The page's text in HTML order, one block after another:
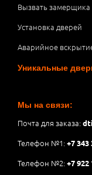
Вызвать замерщика
Установка дверей
Аварийное
Уникальные
Мы на связи:
Почта для заказа:
Телефон №1:+7 343
Телефон №2:+7 922